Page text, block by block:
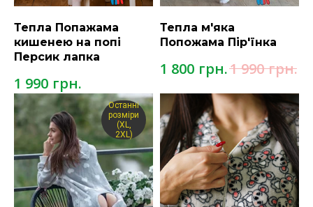
Тепла Попажама
кишенею на попі
Персик лапка
1 990 грн.
Тепла м'яка
Попожама Пір'їнка
1 800 грн.1 990 грн.
Останні
розміри
(XL,
2XL)